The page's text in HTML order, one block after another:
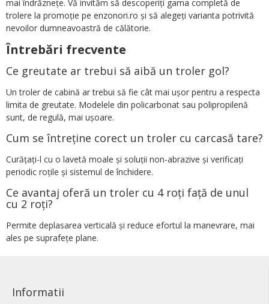
mai îndrăznețe. Vă invităm să descoperiți gama completă de
trolere la promoție pe enzonori.ro și să alegeți varianta potrivită
nevoilor dumneavoastră de călătorie.
Întrebări frecvente
Ce greutate ar trebui să aibă un troler gol?
Un troler de cabină ar trebui să fie cât mai ușor pentru a respecta
limita de greutate. Modelele din policarbonat sau polipropilenă
sunt, de regulă, mai ușoare.
Cum se întreține corect un troler cu carcasă tare?
Curățați-l cu o lavetă moale și soluții non-abrazive și verificați
periodic roțile și sistemul de închidere.
Ce avantaj oferă un troler cu 4 roți față de unul
cu 2 roți?
Permite deplasarea verticală și reduce efortul la manevrare, mai
ales pe suprafețe plane.
Informatii